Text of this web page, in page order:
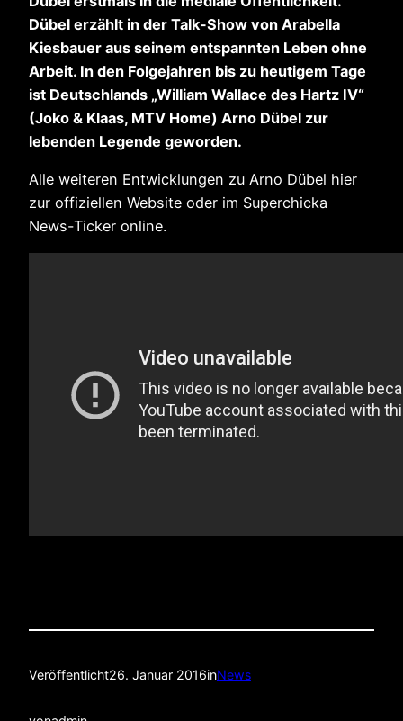
Dübel erzählt in der Talk-Show von Arabella
Kiesbauer aus seinem entspannten Leben ohne
Arbeit. In den Folgejahren bis zu heutigem Tage
ist Deutschlands „William Wallace des Hartz IV“
(Joko & Klaas, MTV Home) Arno Dübel zur
lebenden Legende geworden.
Alle weiteren Entwicklungen zu Arno Dübel hier
zur offiziellen Website oder im Superchicka
News-Ticker online.
Veröffentlicht26. Januar 2016inNews